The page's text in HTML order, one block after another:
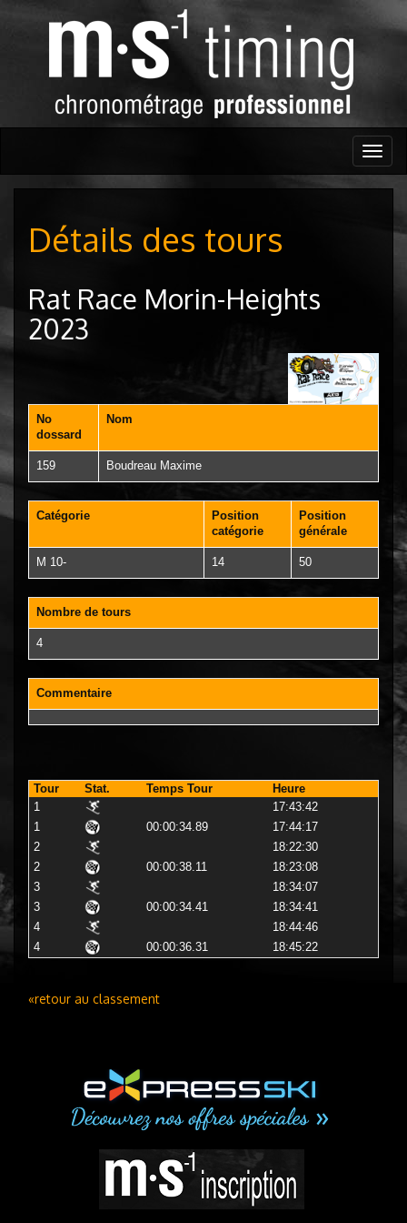
Détails des tours
Rat Race Morin-Heights
2023
No
dossard
Nom
159 Boudreau Maxime
Catégorie
Position
catégorie
Position
générale
M 10- 14 50
Nombre de tours
4
Commentaire
Tour Stat. Temps Tour
Heure
1
17:43:42
1
00:00:34.89
17:44:17
2
18:22:30
2
00:00:38.11
18:23:08
3
18:34:07
3
00:00:34.41
18:34:41
4
18:44:46
4
00:00:36.31 18:45:22
«retour au classement